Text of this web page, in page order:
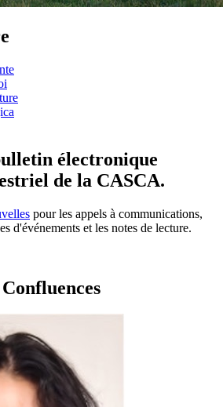
électronique
de la CASCA.
pour les appels à communications,
d'événements et les notes de lecture.